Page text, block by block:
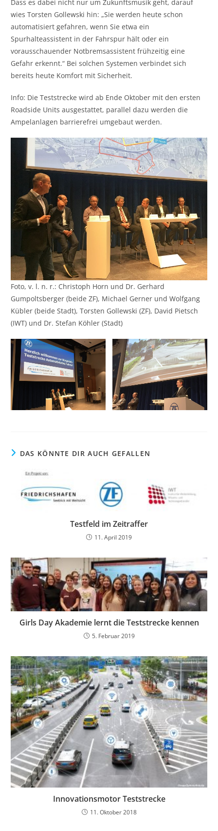
Dass es dabei nicht nur um Zukunftsmusik geht, darauf
wies Torsten Gollewski hin: „Sie werden heute schon
automatisiert gefahren, wenn Sie etwa ein
Spurhalteassistent in der Fahrspur hält oder ein
vorausschauender Notbremsassistent frühzeitig eine
Gefahr erkennt.“ Bei solchen Systemen verbindet sich
bereits heute Komfort mit Sicherheit.
Info: Die Teststrecke wird ab Ende Oktober mit den ersten
Roadside Units ausgestattet, parallel dazu werden die
Ampelanlagen barrierefrei umgebaut werden.
Foto, v. l. n. r.: Christoph Horn und Dr. Gerhard
Gumpoltsberger (beide ZF), Michael Gerner und Wolfgang
Kübler (beide Stadt), Torsten Gollewski (ZF), David Pietsch
(IWT) und Dr. Stefan Köhler (Stadt)
DAS KÖNNTE DIR AUCH GEFALLEN
Testfeld im Zeitraffer
11. April 2019
Girls Day Akademie lernt die Teststrecke kennen
5. Februar 2019
Innovationsmotor Teststrecke
11. Oktober 2018